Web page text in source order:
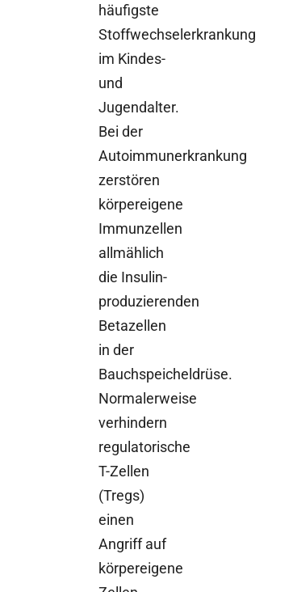
häufigste
Stoffwechselerkrankung
im Kindes-
und
Jugendalter.
Bei der
Autoimmunerkrankung
zerstören
körpereigene
Immunzellen
allmählich
die Insulin-
produzierenden
Betazellen
in der
Bauchspeicheldrüse.
Normalerweise
verhindern
regulatorische
T-Zellen
(Tregs)
einen
Angriff auf
körpereigene